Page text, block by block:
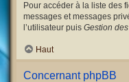
Pour accéder à la liste des
messages et messages
l’utilisateur puis Gestion
Haut
Concernant phpBB